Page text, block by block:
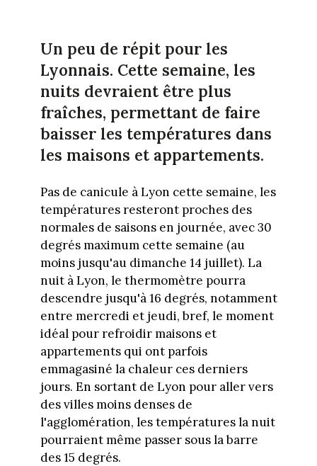
Un peu de répit pour les
Lyonnais. Cette semaine, les
nuits devraient être plus
fraîches, permettant de faire
baisser les températures dans
les maisons et appartements.
Pas de canicule à Lyon cette semaine, les
températures resteront proches des
normales de saisons en journée, avec 30
degrés maximum cette semaine (au
moins jusqu'au dimanche 14 juillet). La
nuit à Lyon, le thermomètre pourra
descendre jusqu'à 16 degrés, notamment
entre mercredi et jeudi, bref, le moment
idéal pour refroidir maisons et
appartements qui ont parfois
emmagasiné la chaleur ces derniers
jours. En sortant de Lyon pour aller vers
des villes moins denses de
l'agglomération, les températures la nuit
pourraient même passer sous la barre
des 15 degrés.